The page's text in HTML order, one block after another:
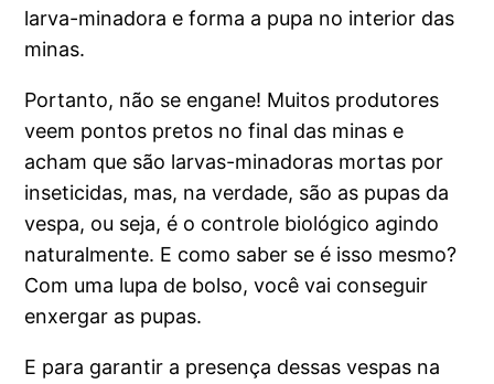
larva-minadora e forma a pupa no interior das
minas.
Portanto, não se engane! Muitos produtores
veem pontos pretos no final das minas e
acham que são larvas-minadoras mortas por
inseticidas, mas, na verdade, são as pupas da
vespa, ou seja, é o controle biológico agindo
naturalmente. E como saber se é isso mesmo?
Com uma lupa de bolso, você vai conseguir
enxergar as pupas.
E para garantir a presença dessas vespas na